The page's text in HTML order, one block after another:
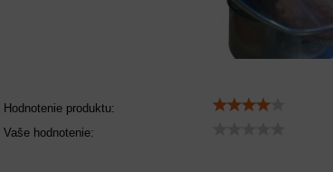
Hodnotenie produktu:
Vaše hodnotenie: